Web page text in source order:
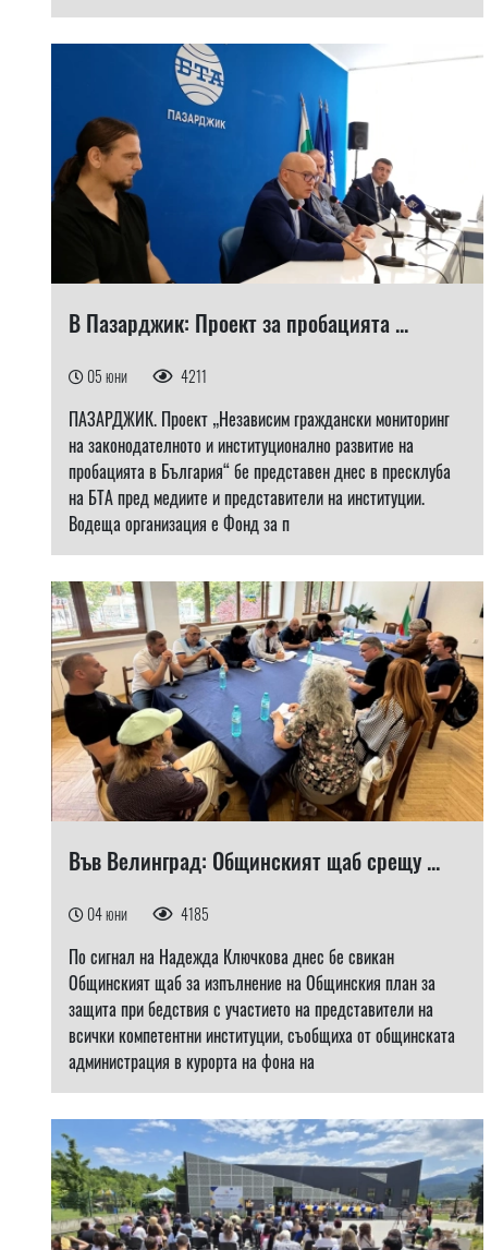
В Пазарджик: Проект за пробацията ...
05 юни 4211
ПАЗАРДЖИК. Проект „Независим граждански мониторинг
на законодателното и институционално развитие на
пробацията в България“ бе представен днес в пресклуба
на БТА пред медиите и представители на институции.
Водеща организация е Фонд за п
Във Велинград: Общинският щаб срещу ...
04 юни 4185
По сигнал на Надежда Ключкова днес бе свикан
Общинският щаб за изпълнение на Общинския план за
защита при бедствия с участието на представители на
всички компетентни институции, съобщиха от общинската
администрация в курорта на фона на